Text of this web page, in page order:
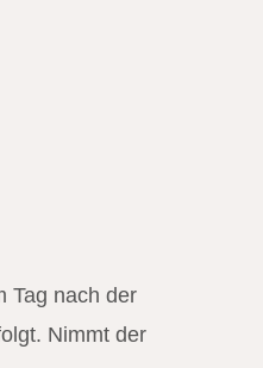
Tag nach der
Nimmt der